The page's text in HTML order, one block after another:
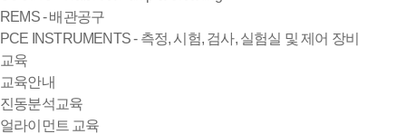
REMS - 배관공구
PCE INSTRUMENTS - 측정, 시험, 검사, 실험실 및 제어 장비
교육
교육안내
진동분석교육
얼라이먼트 교육